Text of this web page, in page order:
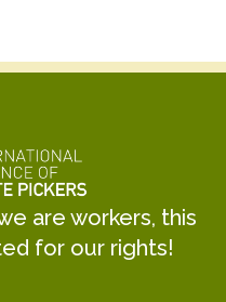
are workers, this
for our rights!